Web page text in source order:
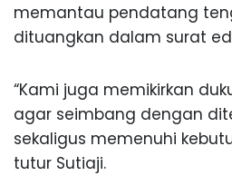
memantau pendatang
dituangkan dalam surat
“Kami juga memikirkan
agar seimbang dengan
sekaligus memenuhi
tutur Sutiaji.